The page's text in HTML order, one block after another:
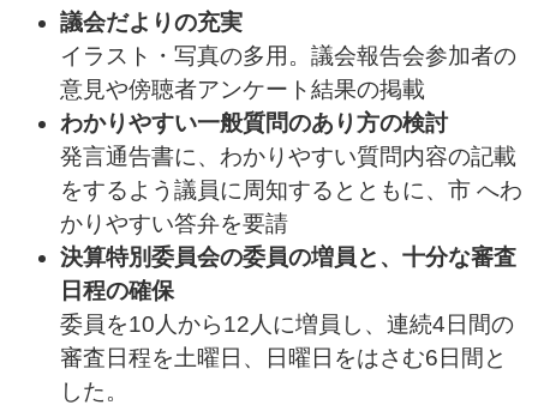
議会だよりの充実
イラスト・写真の多用。議会報告会参加者の
意見や傍聴者アンケート結果の掲載
わかりやすい一般質問のあり方の検討
発言通告書に、わかりやすい質問内容の記載
をするよう議員に周知するとともに、市 へわ
かりやすい答弁を要請
決算特別委員会の委員の増員と、十分な審査
日程の確保
委員を10人から12人に増員し、連続4日間の
審査日程を土曜日、日曜日をはさむ6日間と
した。